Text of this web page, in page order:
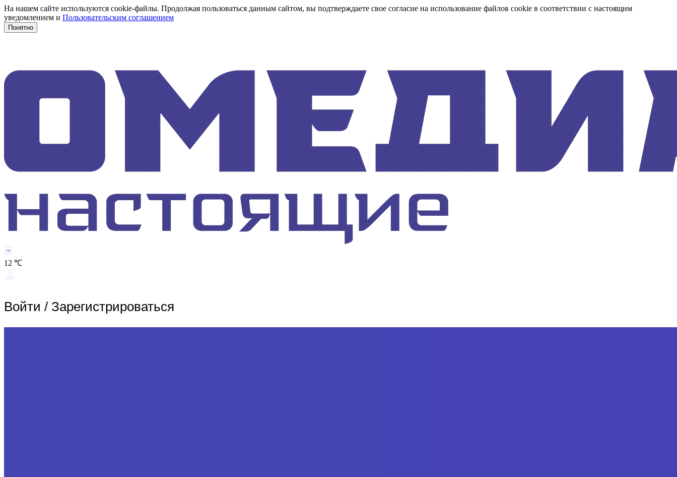
На нашем сайте используются cookie-файлы. Продолжая пользоваться данным сайтом, вы подтверждаете свое согласие на использование файлов cookie в соответствии с настоящим
уведомлением и Пользовательским соглашением
Понятно
12 ℃
Войти / Зарегистрироваться